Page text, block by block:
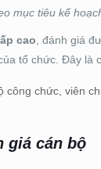
mục tiêu kế
cao , đánh giá
tổ chức. Đây là
công chức, viên
giá cán bộ